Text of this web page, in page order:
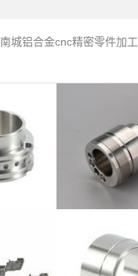
南城铝合金cnc精密零件加工